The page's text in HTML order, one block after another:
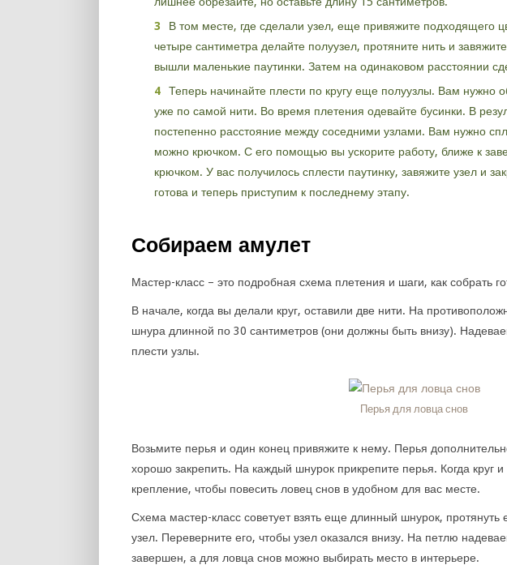
В том месте, где сделали узел, еще привяжите подходящего
четыре сантиметра делайте полуузел, протяните нить и
вышли маленькие паутинки. Затем на одинаковом расстоянии
Теперь начинайте плести по кругу еще полуузлы. Вам нужно
уже по самой нити. Во время плетения одевайте бусинки. В
постепенно расстояние между соседними узлами. Вам нужно
можно крючком. С его помощью вы ускорите работу, ближе к
крючком. У вас получилось сплести паутинку, завяжите узел и
готова и теперь приступим к последнему этапу.
Собираем амулет
Мастер-класс – это подробная схема плетения и шаги, как собрать
В начале, когда вы делали круг, оставили две нити. На
шнура длинной по 30 сантиметров (они должны быть внизу).
плести узлы.
Перья для ловца снов
Возьмите перья и один конец привяжите к нему. Перья
хорошо закрепить. На каждый шнурок прикрепите перья. Когда круг и
крепление, чтобы повесить ловец снов в удобном для вас месте.
Схема мастер-класс советует взять еще длинный шнурок, протянуть
узел. Переверните его, чтобы узел оказался внизу. На петлю
завершен, а для ловца снов можно выбирать место в интерьере.